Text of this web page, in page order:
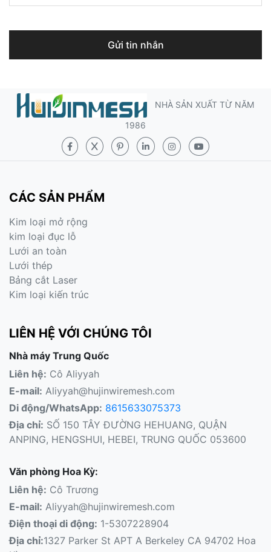
Gửi tin nhắn
NHÀ SẢN XUẤT TỪ NĂM
1986
CÁC SẢN PHẨM
Kim loại mở rộng
kim loại đục lỗ
Lưới an toàn
Lưới thép
Bảng cắt Laser
Kim loại kiến ​​trúc
LIÊN HỆ VỚI CHÚNG TÔI
Nhà máy Trung Quốc
Liên hệ: Cô Aliyyah
E-mail: Aliyyah@hujinwiremesh.com
Di động/WhatsApp: 8615633075373
Địa chỉ: SỐ 150 TÂY ĐƯỜNG HEHUANG, QUẬN
ANPING, HENGSHUI, HEBEI, TRUNG QUỐC 053600
Văn phòng Hoa Kỳ:
Liên hệ: Cô Trương
E-mail: Aliyyah@hujinwiremesh.com
Điện thoại di động: 1-5307228904
Địa chỉ:1327 Parker St APT A Berkeley CA 94702 Hoa